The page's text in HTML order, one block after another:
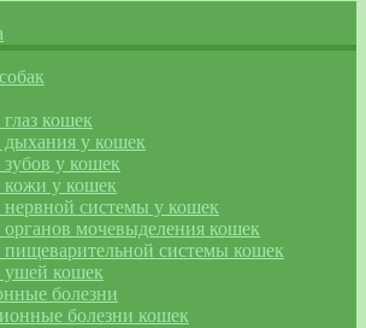
кошек
дыхания у кошек
зубов у кошек
кожи у кошек
нервной системы у кошек
органов мочевыделения кошек
пищеварительной системы кошек
ушей кошек
болезни
болезни кошек